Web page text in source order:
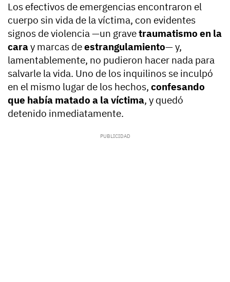
Los efectivos de emergencias encontraron el
cuerpo sin vida de la víctima, con evidentes
signos de violencia —un gravetraumatismo en la
caray marcas deestrangulamiento— y,
lamentablemente, no pudieron hacer nada para
salvarle la vida. Uno de los inquilinos se inculpó
en el mismo lugar de los hechos, confesando
que había matado a la víctima, y quedó
detenido inmediatamente.